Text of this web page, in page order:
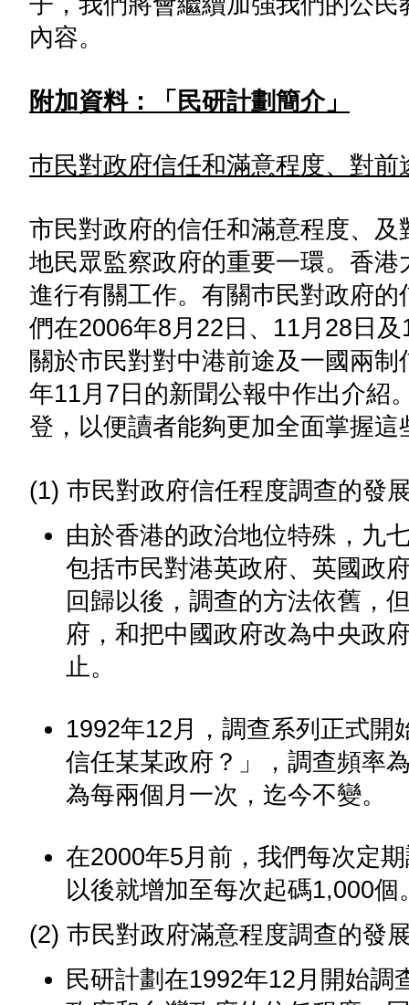
內容。
附加資料：「民研計劃簡介」
巿民對政府信任和滿意程度、對
市民對政府的信任和滿意程度、
地民眾監察政府的重要一環。香
進行有關工作。有關巿民對政府
們在2006年8月22日、11月28日
關於市民對對中港前途及一國兩
年11月7日的新聞公報中作出介紹
登，以便讀者能夠更加全面掌握
(1) 巿民對政府信任程度調查的發
由於香港的政治地位特殊，九
包括巿民對港英政府、英國政
回歸以後，調查的方法依舊，
府，和把中國政府改為中央政
止。
1992年12月，調查系列正式開
信任某某政府？」，調查頻率
為每兩個月一次，迄今不變。
在2000年5月前，我們每次定
以後就增加至每次起碼1,000個
(2) 巿民對政府滿意程度調查的發
民研計劃在1992年12月開始